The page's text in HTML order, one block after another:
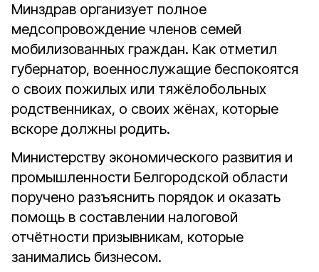
Минздрав организует полное
медсопровождение членов семей
мобилизованных граждан. Как отметил
губернатор, военнослужащие беспокоятся
о своих пожилых или тяжёлобольных
родственниках, о своих жёнах, которые
вскоре должны родить.
Министерству экономического развития и
промышленности Белгородской области
поручено разъяснить порядок и оказать
помощь в составлении налоговой
отчётности призывникам, которые
занимались бизнесом.